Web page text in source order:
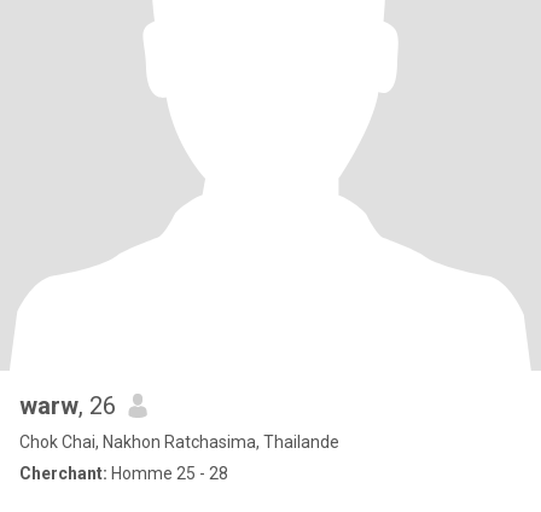
warw, 26
Chok Chai, Nakhon Ratchasima, Thailande
Cherchant: Homme 25 - 28